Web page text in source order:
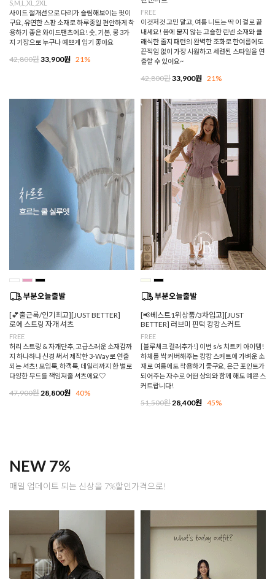
S,M,L,XL,2XL
사이드 절개선으로 다리가 슬림해보이는 핏이
구요, 유연한 스판 소재로 하루종일 편안하게 착
용하기 좋은 와이드팬츠에요! 숏, 기본, 롱 3가
지 기장으로 누구나 예쁘게 입기 좋아요
42,800원33,900원 21%
FREE
이것저것 고민 말고, 여름 니트는 딱 이 걸로 끝
내세요! 몸에 붙지 않는 고슬한 린넨 소재와 클
래식한 줄지 패턴의 완벽한 조화로 한여름에도
끈적임 없이 가장 시원하고 세련된 스타일을 연
출할 수 있어요~
42,800원33,900원 21%
[💕출근룩/인기최고][JUST BETTER]
로에 스트링 자개 셔츠
FREE
허리 스트링 & 자개단추, 고급스러운 소재감까
지 하나하나 신경 써서 제작한 3-Way로 연출
되는 셔츠! 모임룩, 하객룩, 데일리까지 한 벌로
다양한 무드를 책임져줄 셔츠에요♡
47,900원28,800원 40%
[📢베스트1위상품/3차입고][JUST
BETTER] 러브미 핀턱 캉캉스커트
FREE
[블루체크 컬러추가!] 이번 s/s 치트키 아이템!
하체를 싹 커버해주는 캉캉 스커트에 가벼운 소
재로 여름에도 착용하기 좋구요, 은근 포인트가
되어주는 자수로 어떤 상의와 함께 해도 예쁜 스
커트랍니다!
51,500원28,400원 45%
NEW 7%
매일 업데이트 되는 신상을 7%할인가격으로!